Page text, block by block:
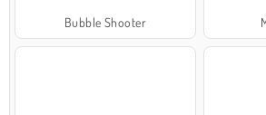
Bubble Shooter